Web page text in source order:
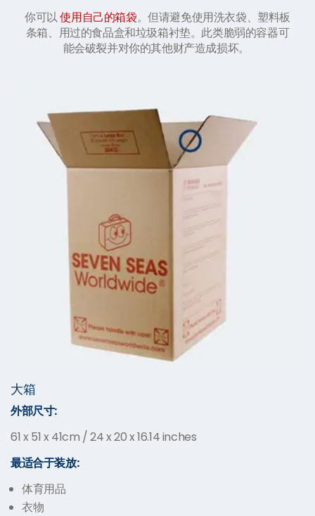
你可以使用自己的箱袋。但请避免使用洗衣袋、塑料板
条箱、用过的食品盒和垃圾箱衬垫。此类脆弱的容器可
能会破裂并对你的其他财产造成损坏。
大箱
外部尺寸:
61 x 51 x 41cm / 24 x 20 x 16.14 inches
最适合于装放:
体育用品
衣物